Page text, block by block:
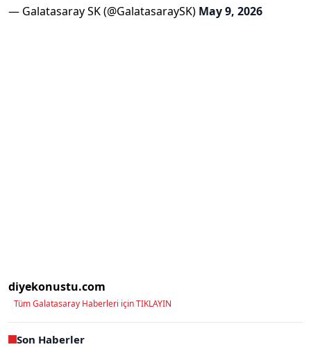
— Galatasaray SK (@GalatasaraySK) May 9, 2026
diyekonustu.com
Tüm Galatasaray Haberleri için TIKLAYIN
Son Haberler